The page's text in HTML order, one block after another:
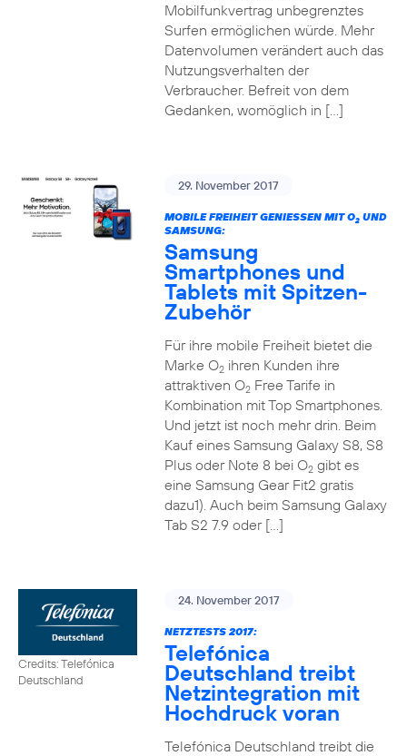
Mobilfunkvertrag unbegrenztes
Surfen ermöglichen würde. Mehr
Datenvolumen verändert auch das
Nutzungsverhalten der
Verbraucher. Befreit von dem
Gedanken, womöglich in […]
29. November 2017
MOBILE FREIHEIT GENIESSEN MIT O 2UND
SAMSUNG:
Samsung
Smartphones und
Tablets mit Spitzen-
Zubehör
Für ihre mobile Freiheit bietet die
Marke O2ihren Kunden ihre
attraktiven O2Free Tarife in
Kombination mit Top Smartphones.
Und jetzt ist noch mehr drin. Beim
Kauf eines Samsung Galaxy S8, S8
Plus oder Note 8 bei O2gibt es
eine Samsung Gear Fit2 gratis
dazu1). Auch beim Samsung Galaxy
Tab S2 7.9 oder […]
Credits: Telefónica
Deutschland
24. November 2017
NETZTESTS 2017:
Telefónica
Deutschland treibt
Netzintegration mit
Hochdruck voran
Telefónica Deutschland treibt die